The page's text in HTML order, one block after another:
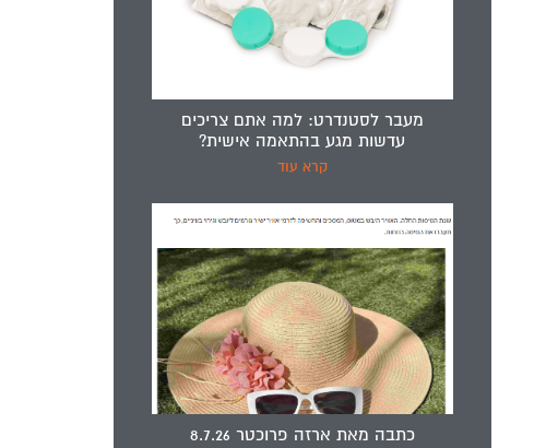
מעבר לסטנדרט: למה אתם צריכים
עדשות מגע בהתאמה אישית?
קרא עוד
כתבה מאת ארזה פרוכטר 8.7.26